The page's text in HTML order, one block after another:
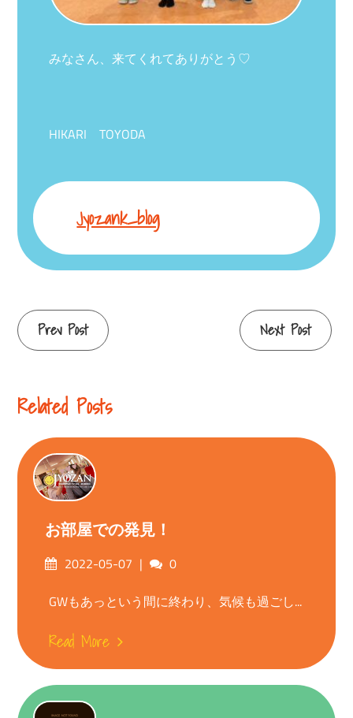
みなさん、来てくれてありがとう♡
HIKARI TOYODA
Jyozank_blog
Continue
Prev Post Next Post
Related Posts
お部屋での発見！
Posted2022-05-07 Comments
0
GWもあっという間に終わり、気候も過ごし...
Read More